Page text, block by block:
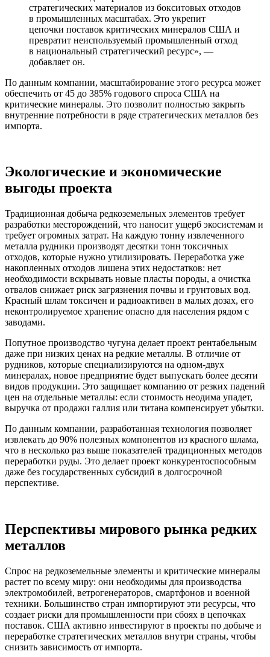
стратегических материалов из бокситовых отходов
в промышленных масштабах. Это укрепит
цепочки поставок критических минералов США и
превратит неиспользуемый промышленный отход
в национальный стратегический ресурс», —
добавляет он.
По данным компании, масштабирование этого ресурса может
обеспечить от 45 до 385% годового спроса США на
критические минералы. Это позволит полностью закрыть
внутренние потребности в ряде стратегических металлов без
импорта.
Экологические и экономические
выгоды проекта
Традиционная добыча редкоземельных элементов требует
разработки месторождений, что наносит ущерб экосистемам и
требует огромных затрат. На каждую тонну извлеченного
металла рудники производят десятки тонн токсичных
отходов, которые нужно утилизировать. Переработка уже
накопленных отходов лишена этих недостатков: нет
необходимости вскрывать новые пласты породы, а очистка
отвалов снижает риск загрязнения почвы и грунтовых вод.
Красный шлам токсичен и радиоактивен в малых дозах, его
неконтролируемое хранение опасно для населения рядом с
заводами.
Попутное производство чугуна делает проект рентабельным
даже при низких ценах на редкие металлы. В отличие от
рудников, которые специализируются на одном-двух
минералах, новое предприятие будет выпускать более десяти
видов продукции. Это защищает компанию от резких падений
цен на отдельные металлы: если стоимость неодима упадет,
выручка от продажи галлия или титана компенсирует убытки.
По данным компании, разработанная технология позволяет
извлекать до 90% полезных компонентов из красного шлама,
что в несколько раз выше показателей традиционных методов
переработки руды. Это делает проект конкурентоспособным
даже без государственных субсидий в долгосрочной
перспективе.
Перспективы мирового рынка редких
металлов
Спрос на редкоземельные элементы и критические минералы
растет по всему миру: они необходимы для производства
электромобилей, ветрогенераторов, смартфонов и военной
техники. Большинство стран импортируют эти ресурсы, что
создает риски для промышленности при сбоях в цепочках
поставок. США активно инвестируют в проекты по добыче и
переработке стратегических металлов внутри страны, чтобы
снизить зависимость от импорта.